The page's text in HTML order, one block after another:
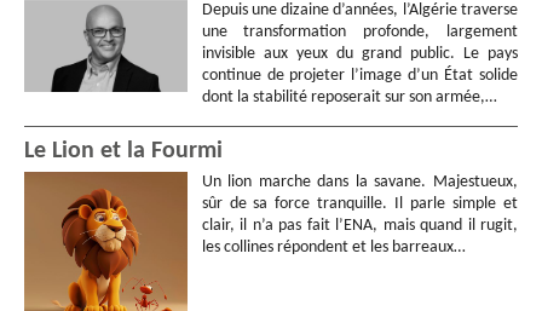
Depuis une dizaine d’années, l’Algérie traverse
une transformation profonde, largement
invisible aux yeux du grand public. Le pays
continue de projeter l’image d’un État solide
dont la stabilité reposerait sur son armée,…
Le Lion et la Fourmi
Un lion marche dans la savane. Majestueux,
sûr de sa force tranquille. Il parle simple et
clair, il n’a pas fait l’ENA, mais quand il rugit,
les collines répondent et les barreaux…